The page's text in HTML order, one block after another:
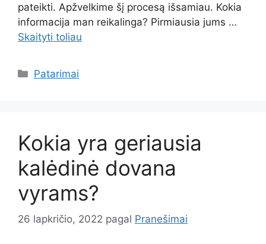
pateikti. Apžvelkime šį procesą išsamiau. Kokia
informacija man reikalinga? Pirmiausia jums …
Skaityti toliau
Kategorijos
Patarimai
Kokia yra geriausia
kalėdinė dovana
vyrams?
26 lapkričio, 2022 pagal Pranešimai